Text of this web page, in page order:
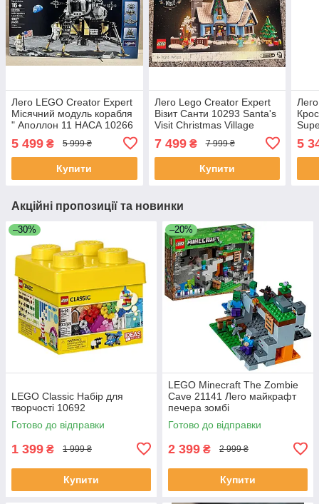
Лего LEGO Creator Expert
Місячний модуль корабля
" Аполлон 11 НАСА 10266
NASA Apollo Lunar Lander
5 499 ₴ 5 999 ₴
Купити
Лего Lego Creator Expert
Візит Санти 10293 Santa's
Visit Christmas Village
7 499₴ 7 999 ₴
Купити
5
Акційні пропозиції та новинки
–30%
LEGO Classic Набір для
творчості 10692
Готово до відправки
1 399 ₴ 1 999 ₴
Купити
–20%
LEGO Minecraft The Zombie
Cave 21141 Лего майкрафт
печера зомбі
Готово до відправки
2 399 ₴ 2 999 ₴
Купити